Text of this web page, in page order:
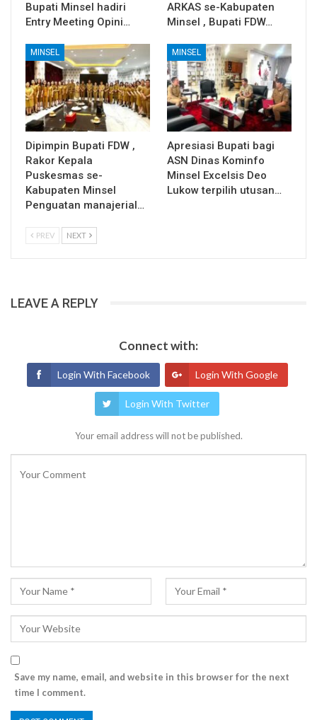
Bupati Minsel hadiri
Entry Meeting Opini…
ARKAS se-Kabupaten
Minsel , Bupati FDW…
MINSEL
Dipimpin Bupati FDW ,
Rakor Kepala
Puskesmas se-
Kabupaten Minsel
Penguatan manajerial…
MINSEL
Apresiasi Bupati bagi
ASN Dinas Kominfo
Minsel Excelsis Deo
Lukow terpilih utusan…
PREV NEXT
LEAVE A REPLY
Connect with:
Login With Facebook Login With Google
Login With Twitter
Your email address will not be published.
Save my name, email, and website in this browser for the next
time I comment.